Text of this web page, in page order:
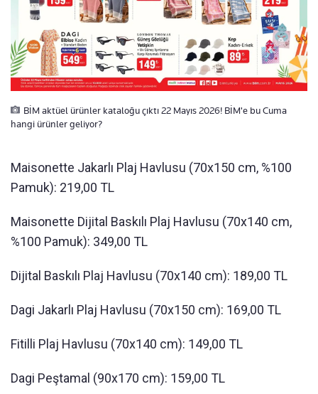
BİM aktüel ürünler kataloğu çıktı 22 Mayıs 2026! BİM'e bu Cuma
hangi ürünler geliyor?
Maisonette Jakarlı Plaj Havlusu (70x150 cm, %100
Pamuk): 219,00 TL
Maisonette Dijital Baskılı Plaj Havlusu (70x140 cm,
%100 Pamuk): 349,00 TL
Dijital Baskılı Plaj Havlusu (70x140 cm): 189,00 TL
Dagi Jakarlı Plaj Havlusu (70x150 cm): 169,00 TL
Fitilli Plaj Havlusu (70x140 cm): 149,00 TL
Dagi Peştamal (90x170 cm): 159,00 TL